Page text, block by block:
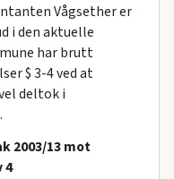
Vågsether er
i den aktuelle
har brutt
$ 3-4 ved at
deltok i
2003/13 mot
4